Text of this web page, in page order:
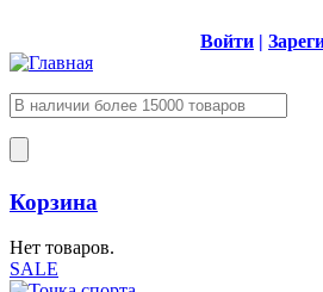
Войти |
Корзина
Нет товаров.
SALE